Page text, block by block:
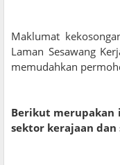
Maklumat
Laman Sesawang
memudahkan
Berikut merupakan
sektor kerajaan dan